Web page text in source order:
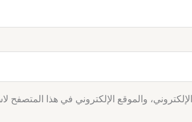
والموقع الإلكتروني في هذا المتصفح